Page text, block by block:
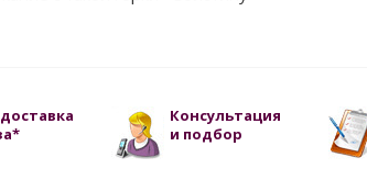
Консультация
и подбор